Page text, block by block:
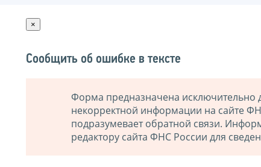
×
Сообщить об ошибке в тексте
Форма предназначена исключительно
некорректной информации на сайте
подразумевает обратной связи.
редактору сайта ФНС России для